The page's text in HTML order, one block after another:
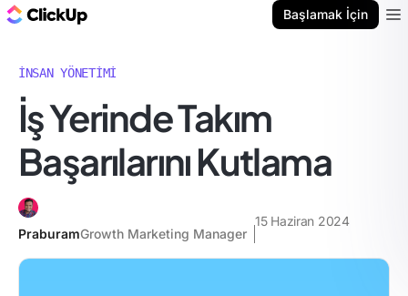
Başlamak İçin
İNSAN YÖNETIMI
İş Yerinde Takım
Başarılarını Kutlama
PraburamGrowth Marketing Manager
15 Haziran 2024